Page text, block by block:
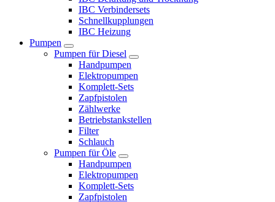
IBC Verbindersets
Schnellkupplungen
IBC Heizung
Pumpen
Pumpen für Diesel
Handpumpen
Elektropumpen
Komplett-Sets
Zapfpistolen
Zählwerke
Betriebstankstellen
Filter
Schlauch
Pumpen für Öle
Handpumpen
Elektropumpen
Komplett-Sets
Zapfpistolen